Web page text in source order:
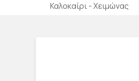
Καλοκαίρι - Χειμώνας